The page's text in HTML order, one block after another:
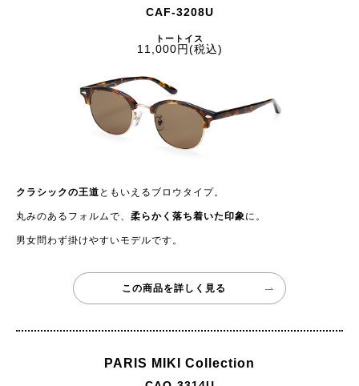
CAF-3208U
トートイス
11,000円(税込)
クラシックの王道 ともいえるブロウタイプ。
丸みのあるフォルムで、 柔らかく落ち着いた印象に。
男女問わず掛けやすいモデルです。
この商品を詳しく見る
PARIS MIKI Collection